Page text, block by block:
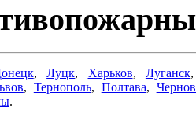
,Луцк, Харьков, Луганск
, Тернополь, Полтава,
.